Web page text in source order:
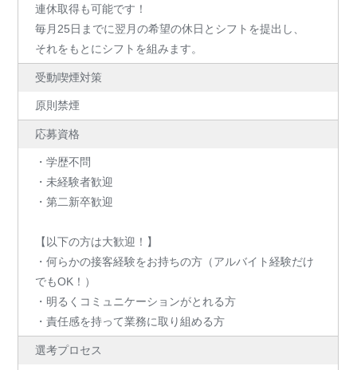
連休取得も可能です！
毎月25日までに翌月の希望の休日とシフトを提出し、
それをもとにシフトを組みます。
受動喫煙対策
原則禁煙
応募資格
・学歴不問
・未経験者歓迎
・第二新卒歓迎
【以下の方は大歓迎！】
・何らかの接客経験をお持ちの方（アルバイト経験だけ
でもOK！）
・明るくコミュニケーションがとれる方
・責任感を持って業務に取り組める方
選考プロセス